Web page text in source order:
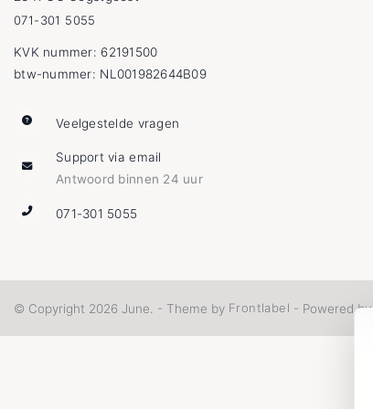
071-301 5055
KVK nummer: 62191500
btw-nummer: NL001982644B09
Veelgestelde vragen
Support via email
Antwoord binnen 24 uur
071-301 5055
© Copyright 2026 June. - Theme by Frontlabel - Powered by